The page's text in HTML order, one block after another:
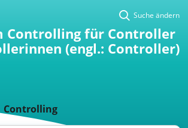
Suche ändern
Controlling für Controller
(engl.: Controller)
Controlling